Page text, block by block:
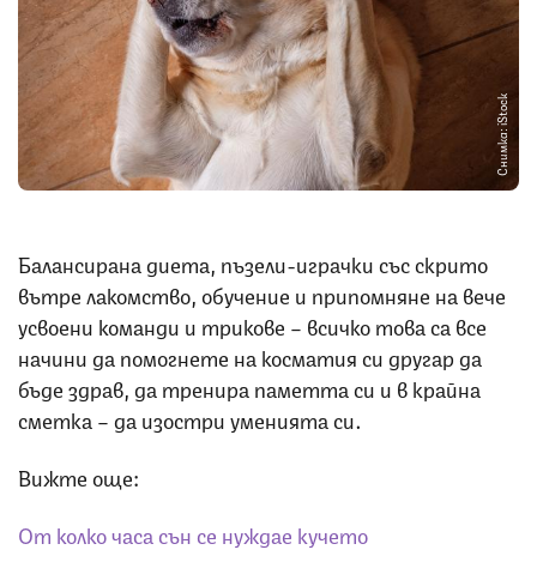
Снимка: iStock
Балансирана диета, пъзели-играчки със скрито
вътре лакомство, обучение и припомняне на вече
усвоени команди и трикове – всичко това са все
начини да помогнете на косматия си другар да
бъде здрав, да тренира паметта си и в крайна
сметка – да изостри уменията си.
Вижте още:
От колко часа сън се нуждае кучето